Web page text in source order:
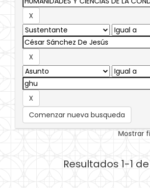
Comenzar nueva busqueda
Mostrar
Resultados 1-1 de